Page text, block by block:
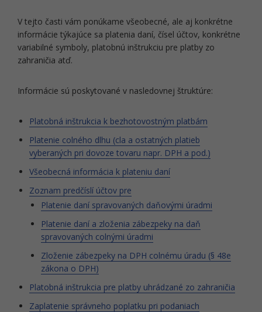
V tejto časti vám ponúkame všeobecné, ale aj konkrétne
informácie týkajúce sa platenia daní, čísel účtov, konkrétne
variabilné symboly, platobnú inštrukciu pre platby zo
zahraničia atď.
Informácie sú poskytované v nasledovnej štruktúre:
Platobná inštrukcia k bezhotovostným platbám
Platenie colného dlhu (cla a ostatných platieb
vyberaných pri dovoze tovaru napr. DPH a pod.)
Všeobecná informácia k plateniu daní
Zoznam predčíslí účtov pre
Platenie daní spravovaných daňovými úradmi
Platenie daní a zloženia zábezpeky na daň
spravovaných colnými úradmi
Zloženie zábezpeky na DPH colnému úradu (§ 48e
zákona o DPH)
Platobná inštrukcia pre platby uhrádzané zo zahraničia
Zaplatenie správneho poplatku pri podaniach